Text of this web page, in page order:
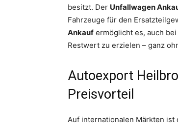
besitzt. Der Unfallwagen
Fahrzeuge für den
Ankauf ermöglicht es, auch
Restwert zu erzielen – ganz
Autoexport
Preisvorteil
Auf internationalen Märkten ist